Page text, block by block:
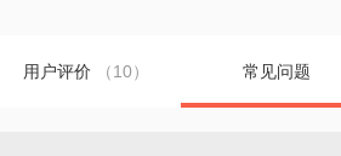
用户评价 （10） 常见问题